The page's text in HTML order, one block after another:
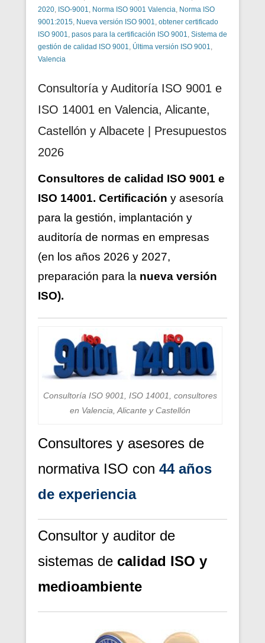
2020 ISO-9001 Norma ISO 9001 Valencia Norma ISO
9001:2015 Nueva versión ISO 9001
obtener certificado
ISO 9001
pasos para la certificación ISO 9001
Sistema de
gestión de calidad ISO 9001
Última versión ISO 9001
Valencia
Consultoría y Auditoría ISO 9001 e
ISO 14001 en Valencia, Alicante,
Castellón y Albacete | Presupuestos
2026
Consultores de calidad ISO 9001 e
ISO 14001. Certificación y asesoría
para la gestión, implantación y
auditoría de normas en empresas
(en los años 2026 y 2027,
preparación para la nueva versión
ISO).
Consultoría ISO 9001, ISO 14001, consultores
en Valencia, Alicante y Castellón
Consultores y asesores de
normativa ISO con 44 años
de experiencia
Consultor y auditor de
sistemas de calidad ISO y
medioambiente